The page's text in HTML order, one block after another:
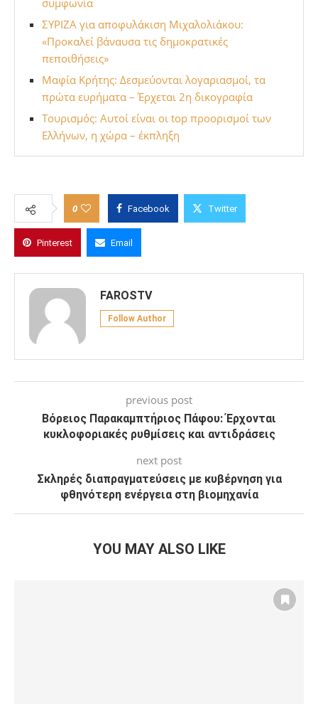
συμφωνία
ΣΥΡΙΖΑ για αποφυλάκιση Μιχαλολιάκου:
«Προκαλεί βάναυσα τις δημοκρατικές
πεποιθήσεις»
Μαφία Κρήτης: Δεσμεύονται λογαριασμοί, τα
πρώτα ευρήματα – Έρχεται 2η δικογραφία
Τουρισμός: Αυτοί είναι οι top προορισμοί των
Ελλήνων, η χώρα – έκπληξη
0 Facebook Twitter
Pinterest Email
FAROSTV
Follow Author
previous post
Βόρειος Παρακαμπτήριος Πάφου: Έρχονται
κυκλοφοριακές ρυθμίσεις και αντιδράσεις
next post
Σκληρές διαπραγματεύσεις με κυβέρνηση για
φθηνότερη ενέργεια στη βιομηχανία
YOU MAY ALSO LIKE